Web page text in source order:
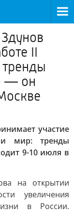
II
— он
участие
мир: тренды
9-10 июля в
на открытии
увеличения
в России.